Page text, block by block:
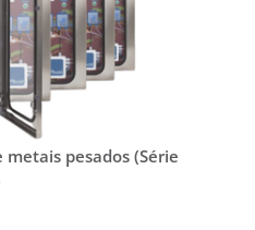
pesados (Série